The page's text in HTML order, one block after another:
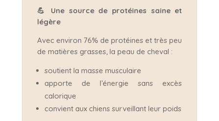
💪
Une source de protéines saine et
légère
Avec environ 76% de protéines et très peu
de matières grasses, la peau de cheval :
soutient la masse musculaire
apporte de l’énergie sans excès
calorique
convient aux chiens surveillant leur poids